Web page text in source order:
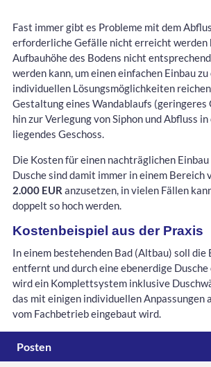
Fast immer gibt es Probleme mit dem
erforderliche Gefälle nicht erreicht werden
Aufbauhöhe des Bodens nicht
werden kann, um einen einfachen Einbau
individuellen Lösungsmöglichkeiten
Gestaltung eines Wandablaufs (geringeres
hin zur Verlegung von Siphon und Abfluss
liegendes Geschoss.
Die Kosten für einen nachträglichen
Dusche sind damit immer in einem Bereich
2.000 EUR anzusetzen, in vielen Fällen
doppelt so hoch werden.
Kostenbeispiel aus der Praxis
In einem bestehenden Bad (Altbau) soll die
entfernt und durch eine ebenerdige
wird ein Komplettsystem inklusive
das mit einigen individuellen Anpassungen
vom Fachbetrieb eingebaut wird.
Posten